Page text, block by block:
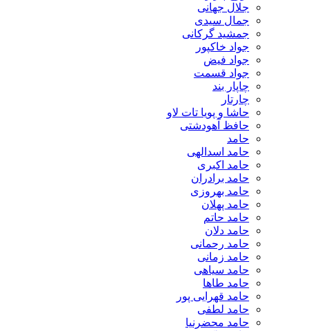
جلال جهانی
جمال سیدی
جمشید گرکانی
جواد خاکپور
جواد فیض
جواد قسمت
چاپار بند
چارتار
حاشا و پویا تات لاو
حافظ آهودشتی
حامد
حامد اسدالهی
حامد اکبری
حامد برادران
حامد بهروزی
حامد پهلان
حامد حاتم
حامد دلان
حامد رحمانی
حامد زمانی
حامد سیاهی
حامد طاها
حامد قهرایی پور
حامد لطفی
حامد محضرنیا